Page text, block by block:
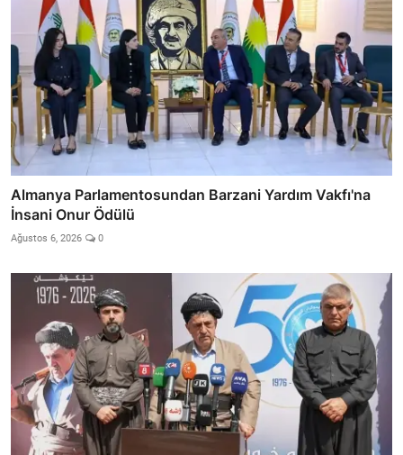
Almanya Parlamentosundan Barzani Yardım Vakfı'na
İnsani Onur Ödülü
Ağustos 6, 2026 0